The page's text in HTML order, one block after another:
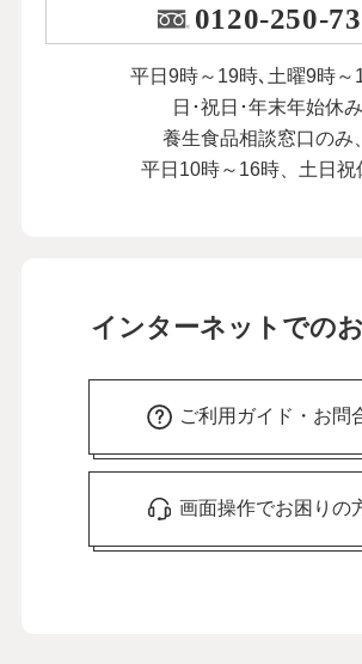
0120-250-
平日9時～19時､土曜9時～
日･祝日･年末年始休み
養生食品相談窓口のみ、
平日10時～16時、土日祝
インターネットでの
ご利用ガイド・お問
画面操作でお困りの